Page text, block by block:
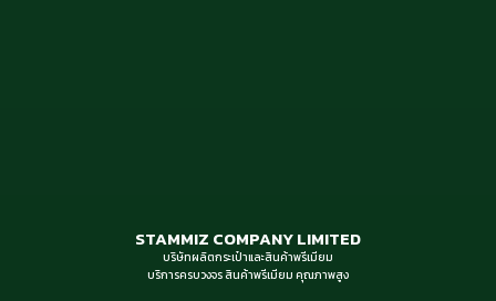
STAMMIZ COMPANY LIMITED
บริษัทผลิตกระเป๋าและสินค้าพรีเมียม
บริการครบวงจร สินค้าพรีเมียม คุณภาพสูง